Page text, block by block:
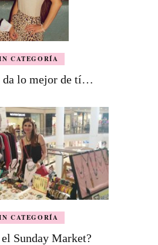
CATEGORÍA
da lo mejor de tí…
CATEGORÍA
el Sunday Market?